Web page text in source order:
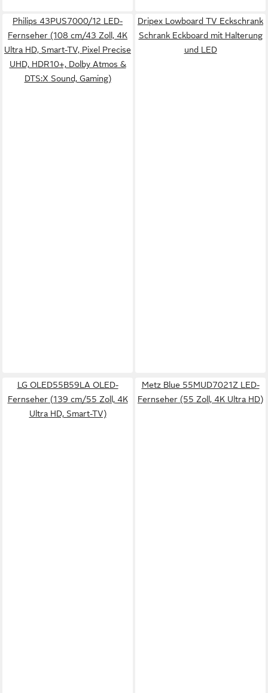
Philips 43PUS7000/12 LED-
Fernseher (108 cm/43 Zoll, 4K
Ultra HD, Smart-TV, Pixel Precise
UHD, HDR10+, Dolby Atmos &
DTS:X Sound, Gaming)
Dripex Lowboard TV Eckschrank
Schrank Eckboard mit Halterung
und LED
LG OLED55B59LA OLED-
Fernseher (139 cm/55 Zoll, 4K
Ultra HD, Smart-TV)
Metz Blue 55MUD7021Z LED-
Fernseher (55 Zoll, 4K Ultra HD)